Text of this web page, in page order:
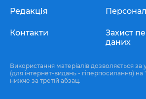
Редакція
Контакти
Захист
даних
Використання матеріалів дозволяється
(для інтернет-видань - гіперпосилання) на "
нижче за третій абзац.